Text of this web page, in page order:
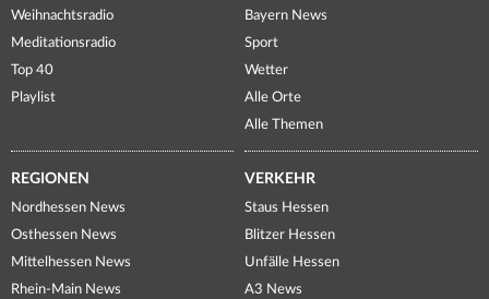
Weihnachtsradio
Meditationsradio
Top 40
Playlist
Bayern News
Sport
Wetter
Alle Orte
Alle Themen
REGIONEN
Nordhessen News
Osthessen News
Mittelhessen News
Rhein-Main News
VERKEHR
Staus Hessen
Blitzer Hessen
Unfälle Hessen
A3 News